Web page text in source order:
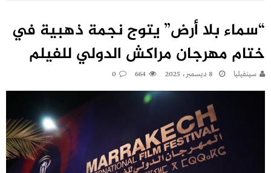
“سماء بلا أرض” يتوج نجمة ذهبية في
ختام مهرجان مراكش الدولي للفيلم
سينفيليا 8 ديسمبر، 2025 664
0